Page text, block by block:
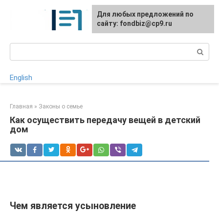
English
Главная » Законы о семье
Как осуществить передачу вещей в детский
дом
Чем является усыновление
Для любых предложений по
сайту: fondbiz@cp9.ru